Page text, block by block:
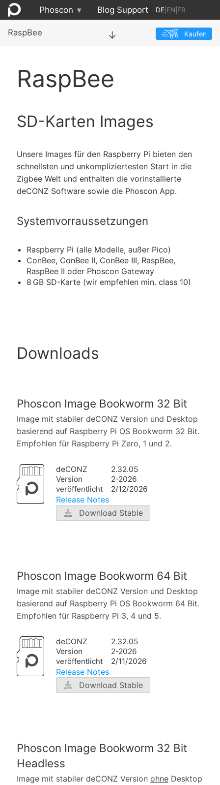
Phoscon ▾ Blog Support DE| EN FR
RaspBee Kaufen
→
RaspBee
SD-Karten Images
Unsere Images für den Raspberry Pi bieten den
schnellsten und unkompliziertesten Start in die
Zigbee Welt und enthalten die vorinstallierte
deCONZ Software sowie die Phoscon App.
System­vorraussetzungen
Raspberry Pi (alle Modelle, außer Pico)
ConBee, ConBee II, ConBee III, RaspBee,
RaspBee II oder Phoscon Gateway
8 GB SD-Karte (wir empfehlen min. class 10)
Downloads
Phoscon Image Bookworm 32 Bit
Image mit stabiler deCONZ Version und Desktop
basierend auf Raspberry Pi OS Bookworm 32 Bit.
Empfohlen für Raspberry Pi Zero, 1 und 2.
deCONZ
2.32.05
Version
2-2026
veröffentlicht
2/12/2026
Release Notes
Download Stable
Phoscon Image Bookworm 64 Bit
Image mit stabiler deCONZ Version und Desktop
basierend auf Raspberry Pi OS Bookworm 64 Bit.
Empfohlen für Raspberry Pi 3, 4 und 5.
deCONZ
2.32.05
Version
2-2026
veröffentlicht
2/11/2026
Release Notes
Download Stable
Phoscon Image Bookworm 32 Bit
Headless
Image mit stabiler deCONZ Version ohneDesktop